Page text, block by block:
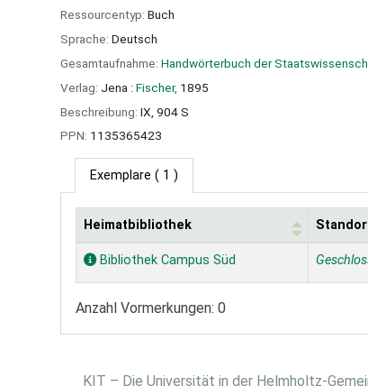
Ressourcentyp: Buch
Sprache: Deutsch
Gesamtaufnahme: Handwörterbuch der
Verlag: Jena : Fischer, 1895
Beschreibung: IX, 904 S
PPN: 1135365423
Exemplare ( 1 )
Exemplare
Heimatbibliothek
Bibliothek Campus Süd
Anzahl Vormerkungen: 0
KIT – Die Universität in der Helmholtz-